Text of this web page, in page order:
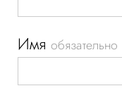
Имяобязательно